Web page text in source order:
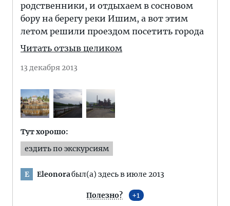
родственники, и отдыхаем в сосновом
бору на берегу реки Ишим, а вот этим
летом решили проездом посетить города
Читать отзыв целиком
13 декабря 2013
Тут хорошо:
ездить по экскурсиям
E Eleonoraбыл(а) здесь в июле 2013
Полезно? 1